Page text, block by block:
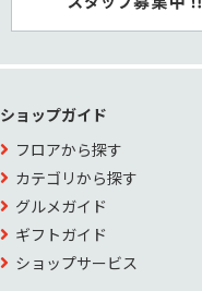
ショップガイド
フロアから探す
カテゴリから探す
グルメガイド
ギフトガイド
ショップサービス